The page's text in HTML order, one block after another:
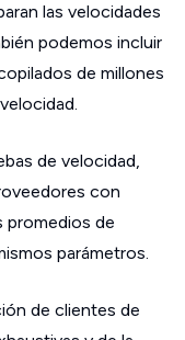
las velocidades
podemos incluir
de millones
de velocidad,
con
promedios de
parámetros.
de clientes de